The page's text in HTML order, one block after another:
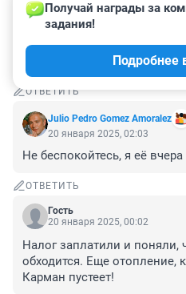
Гость
20 января 2025, 09:56
Хорошая квартира и место
ОТВЕТИТЬ
Julio Pedro Gomez Amoralez
Получай награды за
задания!
Подробнее
20 января 2025, 02:03
Не беспокойтесь, я её
ОТВЕТИТЬ
Гость
20 января 2025, 00:02
Налог заплатили и поняли,
обходится. Еще отопление,
Карман пустеет!